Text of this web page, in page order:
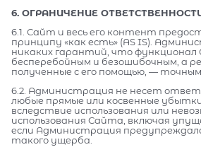
6. ОГРАНИЧЕНИЕ
6.1. Сайт и весь его контент
принципу «как есть» (AS IS).
никаких гарантий, что
бесперебойным и безошибочным, а
полученные с его помощью, —
6.2. Администрация не несет
любые прямые или косвенные
вследствие использования или
использования Сайта, включая
если Администрация
такого ущерба.